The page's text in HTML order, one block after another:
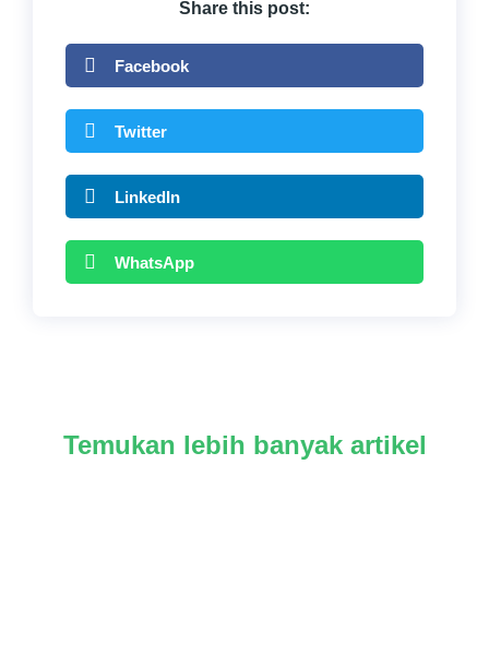
Share this post:
Facebook
Twitter
LinkedIn
WhatsApp
Temukan lebih banyak artikel